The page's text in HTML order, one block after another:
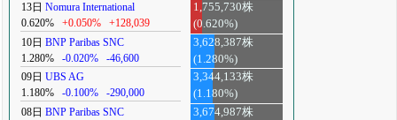
13日 Nomura International
0.620%
+0.050% +128,039
1,755,730株
(0.620%)
10日 BNP Paribas SNC
1.280%
-0.020% -46,600
3,628,387株
(1.280%)
09日 UBS AG
1.180%
-0.100% -290,000
3,344,133株
(1.180%)
08日 BNP Paribas SNC 3,674,987株